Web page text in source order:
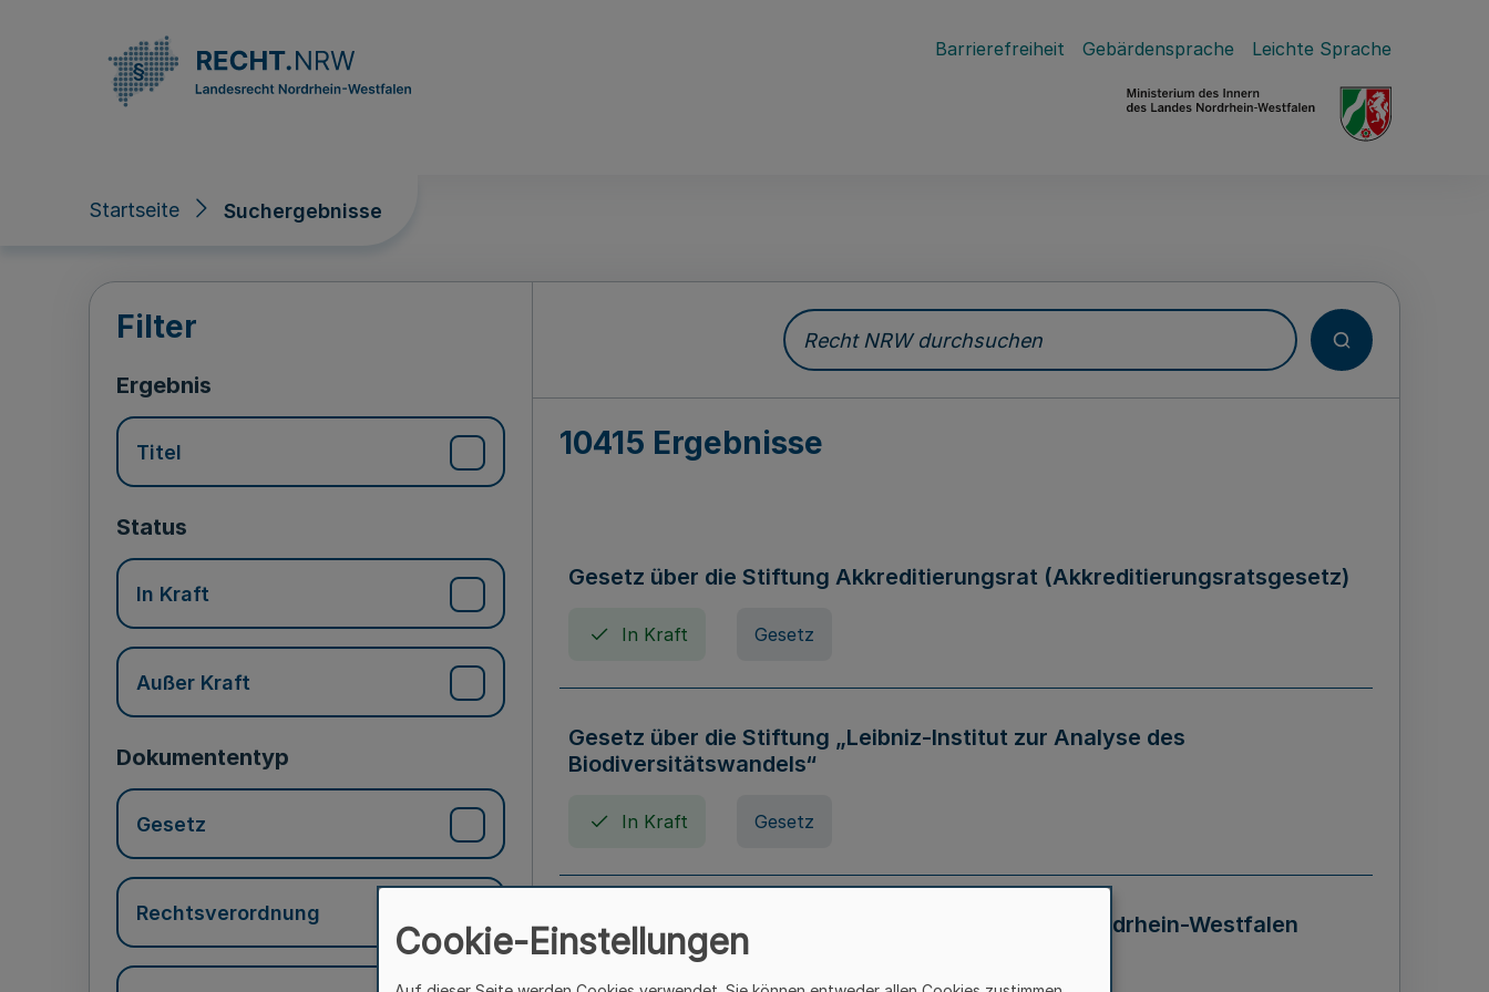
Barrierefreiheit Gebärdensprache Leichte Sprache
Startseite Suchergebnisse
Suchergebnisse
Filter
Ergebnis
Titel
Status
In Kraft
Außer Kraft
Dokumententyp
Gesetz
Rechtsverordnung
Recht NRW durchsuchen
10415 Ergebnisse
Gesetz über die Stiftung Akkreditierungsrat (Akkreditierungsratsgesetz)
In Kraft Gesetz
Gesetz über die Stiftung „Leibniz-Institut zur Analyse des
Biodiversitätswandels“
In Kraft Gesetz
Gesetz über die Kunsthochschulen des Landes Nordrhein-Westfalen
(Kunsthochschulgesetz - KunstHG)
Cookie-Einstellungen